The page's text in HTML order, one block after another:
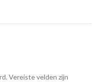
Vereiste velden zijn